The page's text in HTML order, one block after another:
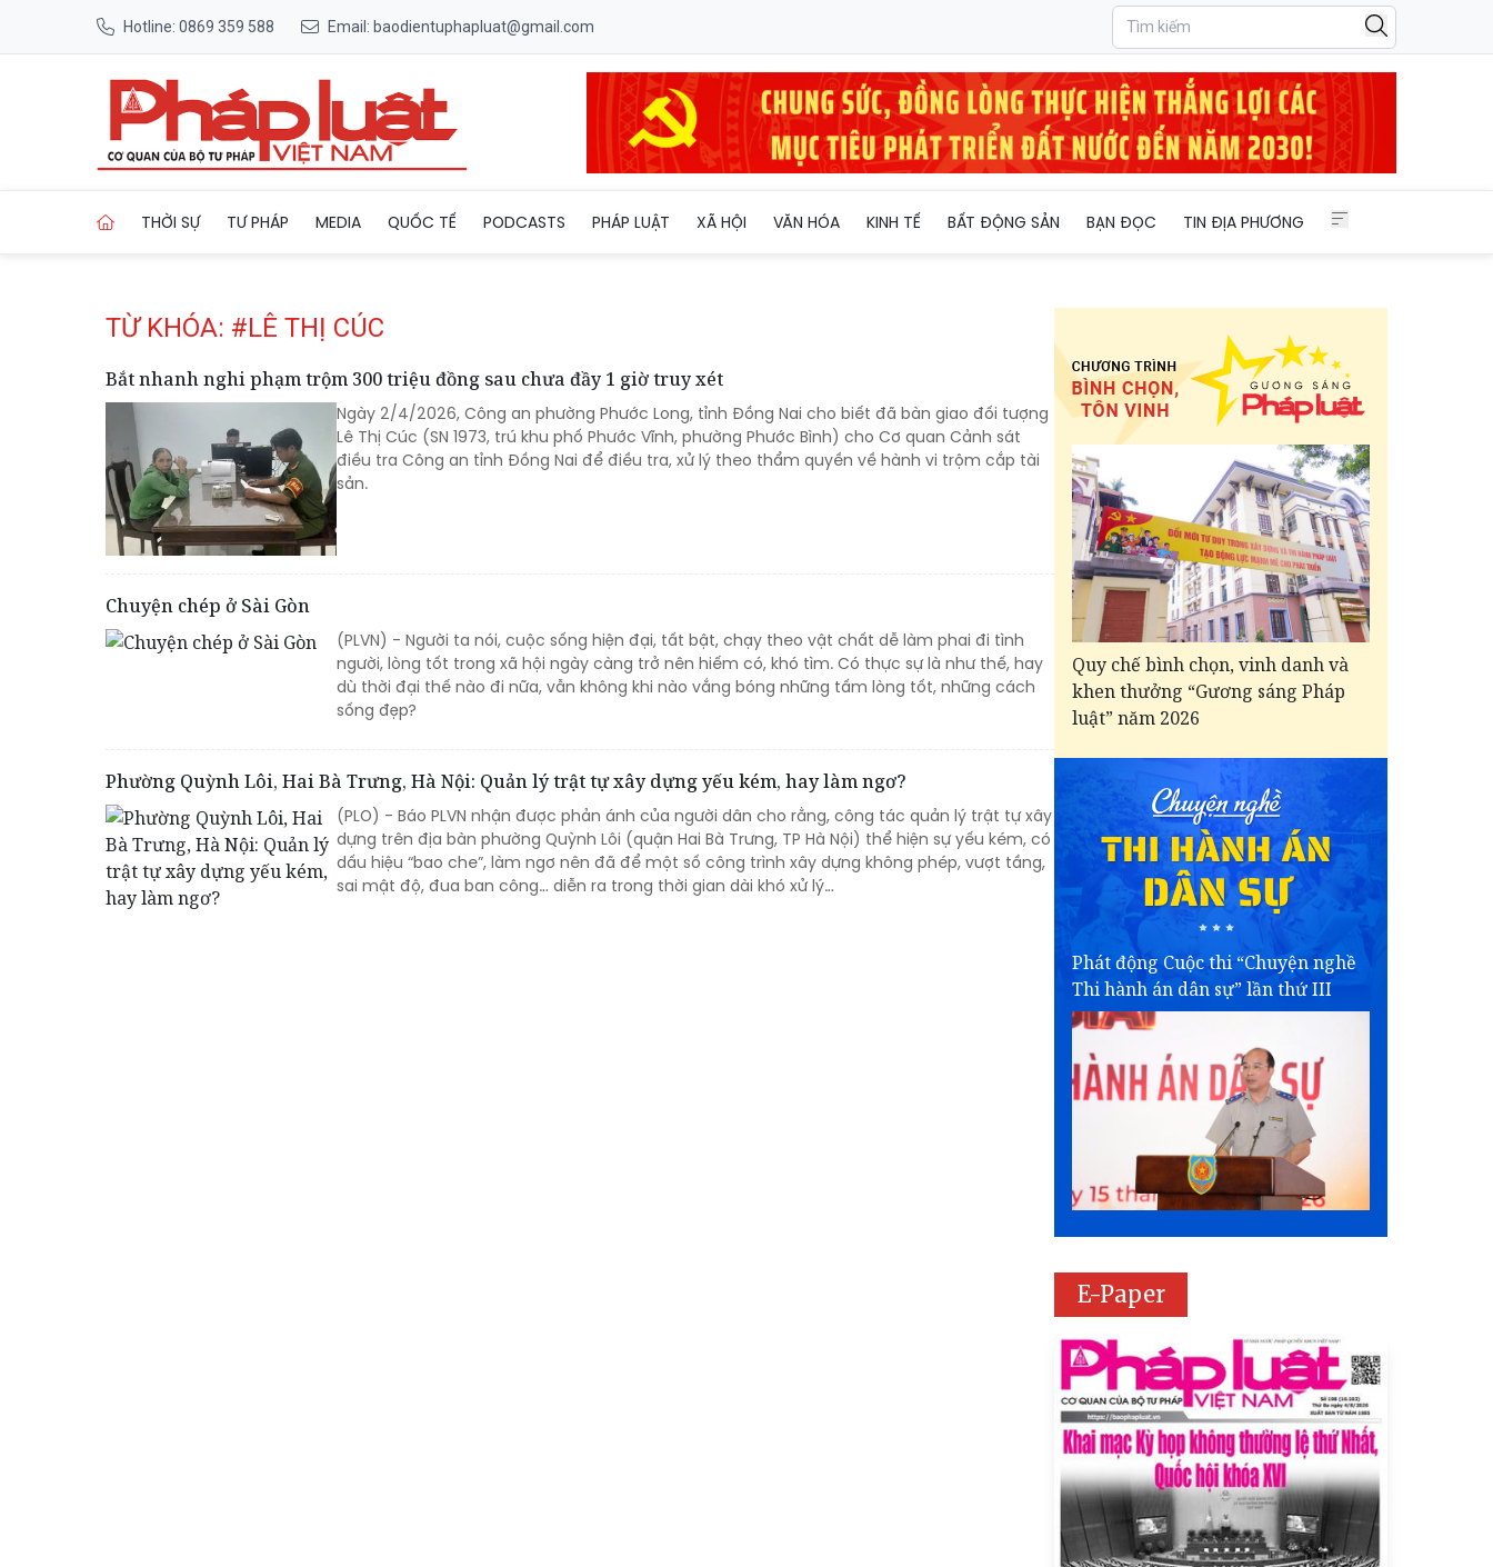
Hotline: 0869 359 588 Email: baodientuphapluat@gmail.com
THỜI SỰ TƯ PHÁP MEDIA QUỐC TẾ PODCASTS PHÁP LUẬT XÃ HỘI VĂN HÓA KINH TẾ BẤT ĐỘNG SẢN BẠN ĐỌC TIN ĐỊA PHƯƠNG
TỪ KHÓA: #LÊ THỊ CÚC
Bắt nhanh nghi phạm trộm 300 triệu đồng sau chưa đầy 1 giờ truy xét
Ngày 2/4/2026, Công an phường Phước Long, tỉnh Đồng Nai cho biết đã bàn giao đối tượng
Lê Thị Cúc (SN 1973, trú khu phố Phước Vĩnh, phường Phước Bình) cho Cơ quan Cảnh sát
điều tra Công an tỉnh Đồng Nai để điều tra, xử lý theo thẩm quyền về hành vi trộm cắp tài
sản.
Chuyện chép ở Sài Gòn
(PLVN) - Người ta nói, cuộc sống hiện đại, tất bật, chạy theo vật chất dễ làm phai đi tình
người, lòng tốt trong xã hội ngày càng trở nên hiếm có, khó tìm. Có thực sự là như thế, hay
dù thời đại thế nào đi nữa, vẫn không khi nào vắng bóng những tấm lòng tốt, những cách
sống đẹp?
Phường Quỳnh Lôi, Hai Bà Trưng, Hà Nội: Quản lý trật tự xây dựng yếu kém, hay làm ngơ?
(PLO) - Báo PLVN nhận được phản ánh của người dân cho rằng, công tác quản lý trật tự xây
dựng trên địa bàn phường Quỳnh Lôi (quận Hai Bà Trưng, TP Hà Nội) thể hiện sự yếu kém, có
dấu hiệu “bao che”, làm ngơ nên đã để một số công trình xây dựng không phép, vượt tầng,
sai mật độ, đua ban công… diễn ra trong thời gian dài khó xử lý…
Quy chế bình chọn, vinh danh và
khen thưởng “Gương sáng Pháp
luật” năm 2026
Phát động Cuộc thi “Chuyện nghề
Thi hành án dân sự” lần thứ III
E-Paper